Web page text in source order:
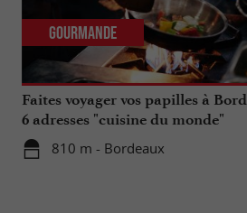
Faites voyager vos papilles à
6 adresses "cuisine du monde"
810 m - Bordeaux
Gourmande